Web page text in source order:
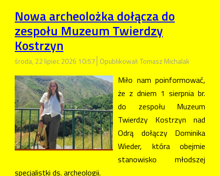
Nowa archeolożka dołącza do
zespołu Muzeum Twierdzy
Kostrzyn
środa, 22 lipiec 2026 10:57 Opublikował: Tomasz Michalak
Miło nam poinformować,
że z dniem 1 sierpnia br.
do zespołu Muzeum
Twierdzy Kostrzyn nad
Odrą dołączy Dominika
Wieder, która obejmie
stanowisko młodszej
specjalistki ds. archeologii.